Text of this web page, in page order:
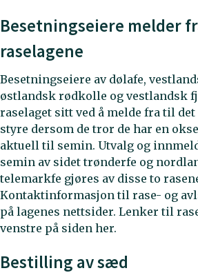
Besetningseiere melder
raselagene
Besetningseiere av dølafe,
østlandsk rødkolle og vestlandsk
raselaget sitt ved å melde fra til
styre dersom de tror de har en
aktuell til semin. Utvalg og
semin av sidet trønderfe og
telemarkfe gjøres av disse to
Kontaktinformasjon til rase- og
på lagenes nettsider. Lenker til
venstre på siden her.
Bestilling av sæd